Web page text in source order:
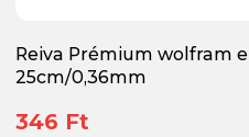
Reiva Prémium wolfram
25cm/0,36mm
346 Ft